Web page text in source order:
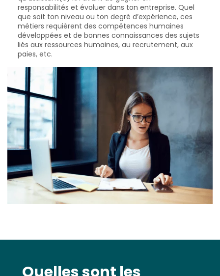
responsabilités et évoluer dans ton entreprise. Quel
que soit ton niveau ou ton degré d’expérience, ces
métiers requièrent des compétences humaines
développées et de bonnes connaissances des sujets
liés aux ressources humaines, au recrutement, aux
paies, etc.